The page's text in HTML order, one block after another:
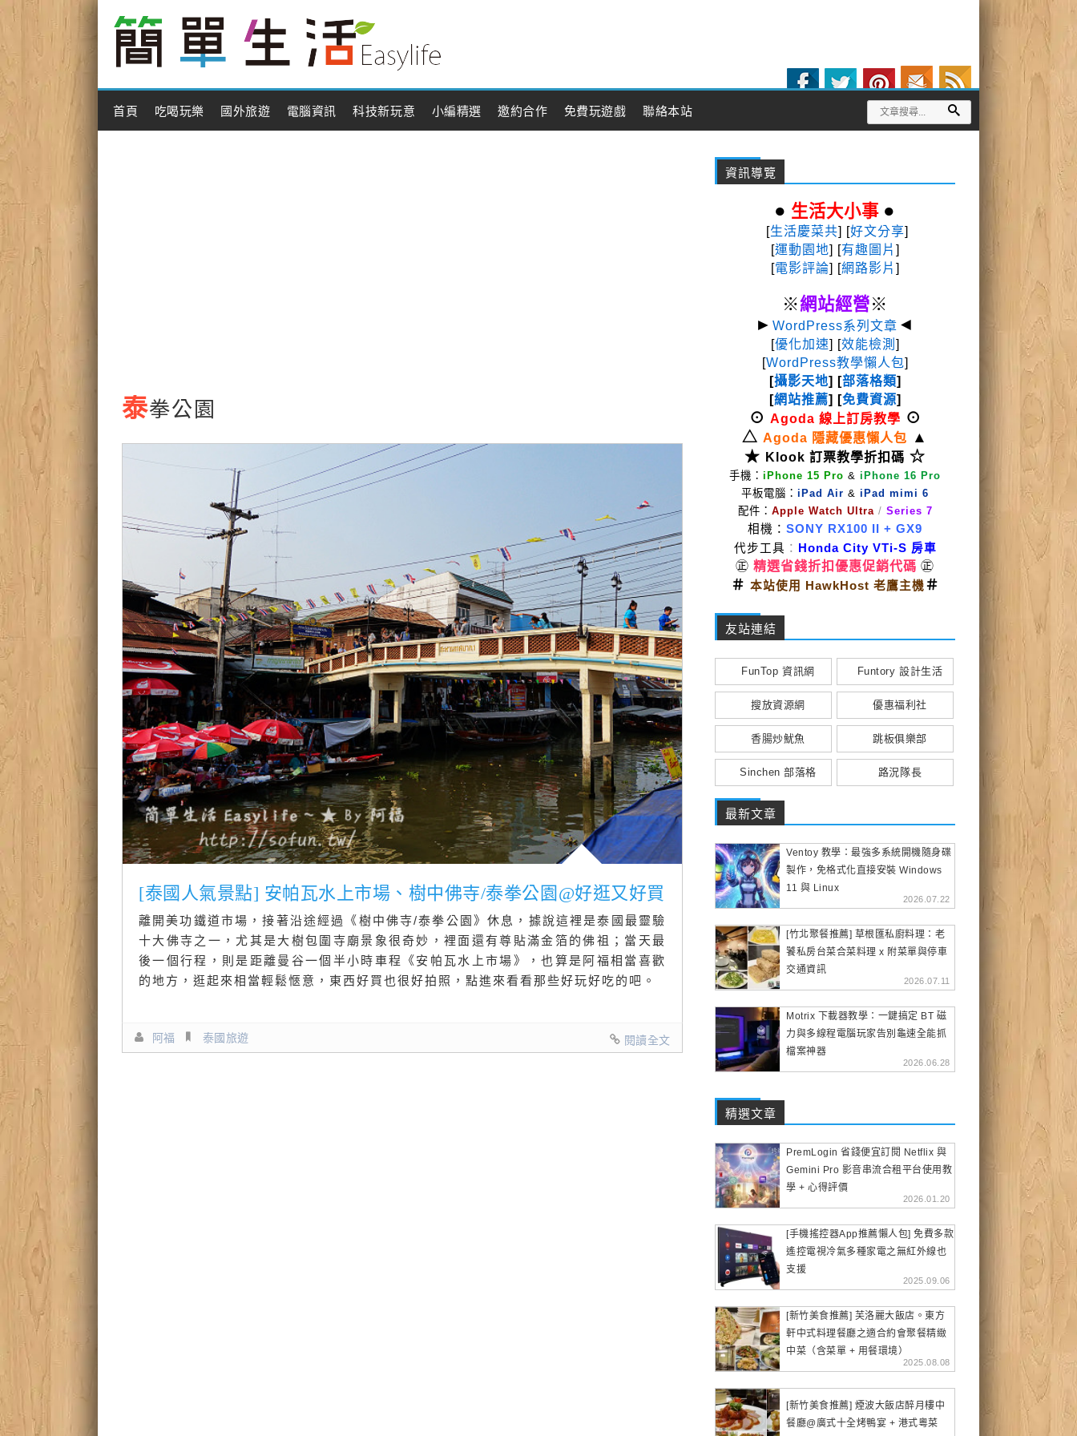
Main Menu
首頁 吃喝玩樂 國外旅遊 電腦資訊 科技新玩意 小編精選 邀約合作 免費玩遊戲 聯絡本站
泰拳公園
[泰國人氣景點] 安帕瓦水上市場、樹中佛寺/泰拳公園@好逛又好買
離開美功鐵道市場，接著沿途經過《樹中佛寺/泰拳公園》休息，據說這裡是泰國最靈驗
十大佛寺之一，尤其是大樹包圍寺廟景象很奇妙，裡面還有尊貼滿金箔的佛祖；當天最
後一個行程，則是距離曼谷一個半小時車程《安帕瓦水上市場》，也算是阿福相當喜歡
的地方，逛起來相當輕鬆愜意，東西好買也很好拍照，點進來看看那些好玩好吃的吧。
阿福 泰國旅遊 閱讀全文
資訊導覽
● 生活大小事 ●
[生活慶菜共] [好文分享]
[運動園地] [有趣圖片 ]
[電影評論] [網路影片 ]
※網站經營※
► WordPress系列文章 ◄
[優化加速] [效能檢測 ]
[WordPress教學懶人包]
[攝影天地] [部落格類]
[網站推薦] [免費資源]
⊙ Agoda 線上訂房教學 ⊙
△ Agoda 隱藏優惠懶人包
▲
★ Klook 訂票教學折扣碼 ☆
手機： iPhone 15 Pro & iPhone 16 Pro
平板電腦： iPad Air & iPad mimi 6
配件： Apple Watch Ultra / Series 7
相機： SONY RX100 II
+ GX9
代步工具 ： Honda City VTi-S 房車
㊣ 精選省錢折扣優惠促銷代碼 ㊣
＃ 本站使用 HawkHost 老鷹主機＃
友站連結
FunTop 資訊網 Funtory 設計生活
搜放資源網 優惠福利社
香腸炒魷魚 跳板俱樂部
Sinchen 部落格 路況隊長
最新文章
Ventoy 教學：最強多系統開機隨身碟
製作，免格式化直接安裝 Windows
11 與 Linux
2026.07.22
[竹北聚餐推薦] 草根匯私廚料理：老
饕私房台菜合菜料理 x 附菜單與停車
交通資訊
2026.07.11
Motrix 下載器教學：一鍵搞定 BT 磁
力與多線程電腦玩家告別龜速全能抓
檔案神器
2026.06.28
精選文章
PremLogin 省錢便宜訂閱 Netflix 與
Gemini Pro 影音串流合租平台使用教
學 + 心得評價
2026.01.20
[手機搖控器App推薦懶人包] 免費多款
遙控電視冷氣多種家電之無紅外線也
支援
2025.09.06
[新竹美食推薦] 芙洛麗大飯店。東方
軒中式料理餐廳之適合約會聚餐精緻
中菜（含菜單 + 用餐環境）
2025.08.08
[新竹美食推薦] 煙波大飯店醉月樓中
餐廳@廣式十全烤鴨宴 + 港式粵菜